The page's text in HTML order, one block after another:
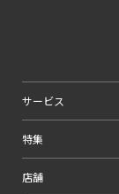
サービス
特集
店舗